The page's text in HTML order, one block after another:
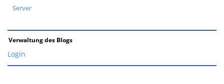
Server
Verwaltung des Blogs
Login